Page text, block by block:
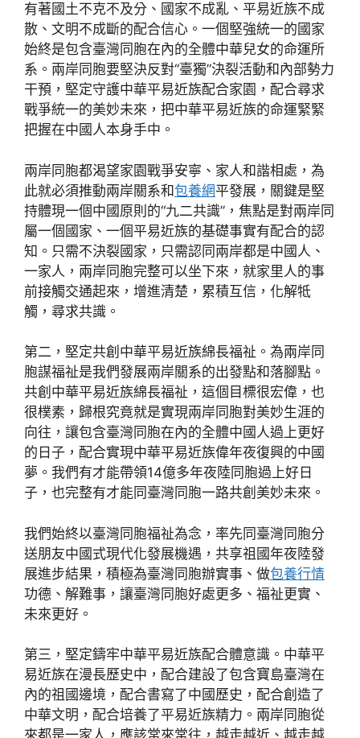
有著國土不克不及分、國家不成亂、平易近族不成
散、文明不成斷的配合信心。一個堅強統一的國家
始終是包含臺灣同胞在內的全體中華兒女的命運所
系。兩岸同胞要堅決反對“臺獨”決裂活動和內部勢力
干預，堅定守護中華平易近族配合家園，配合尋求
戰爭統一的美妙未來，把中華平易近族的命運緊緊
把握在中國人本身手中。
兩岸同胞都渴望家園戰爭安寧、家人和諧相處，為
此就必須推動兩岸關系和包養網平發展，關鍵是堅
持體現一個中國原則的“九二共識”，焦點是對兩岸同
屬一個國家、一個平易近族的基礎事實有配合的認
知。只需不決裂國家，只需認同兩岸都是中國人、
一家人，兩岸同胞完整可以坐下來，就家里人的事
前接觸交通起來，增進清楚，累積互信，化解牴
觸，尋求共識。
第二，堅定共創中華平易近族綿長福祉。為兩岸同
胞謀福祉是我們發展兩岸關系的出發點和落腳點。
共創中華平易近族綿長福祉，這個目標很宏偉，也
很樸素，歸根究竟就是實現兩岸同胞對美妙生涯的
向往，讓包含臺灣同胞在內的全體中國人過上更好
的日子，配合實現中華平易近族偉年夜復興的中國
夢。我們有才能帶領14億多年夜陸同胞過上好日
子，也完整有才能同臺灣同胞一路共創美妙未來。
我們始終以臺灣同胞福祉為念，率先同臺灣同胞分
送朋友中國式現代化發展機遇，共享祖國年夜陸發
展進步結果，積極為臺灣同胞辦實事、做包養行情
功德、解難事，讓臺灣同胞好處更多、福祉更實、
未來更好。
第三，堅定鑄牢中華平易近族配合體意識。中華平
易近族在漫長歷史中，配合建設了包含寶島臺灣在
內的祖國邊境，配合書寫了中國歷史，配合創造了
中華文明，配合培養了平易近族精力。兩岸同胞從